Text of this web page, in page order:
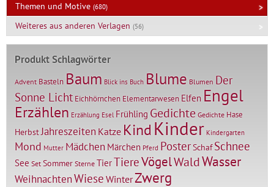
Themen und Motive (680)
Weiteres aus anderen Verlagen (56)
Produkt Schlagwörter
Advent Basteln Baum Blick ins Buch Blume Blumen Der
Sonne Licht Eichhörnchen Elementarwesen Elfen Engel
Erzählen Erzählung Esel Frühling Gedichte Gedichte Hase
HerbstJahreszeitenKatze KindKinder Kindergarten
Mond Mutter Mädchen Märchen Pferd PosterSchaf Schnee
See Set Sommer Sterne TierTiereVögelWaldWasser
WeihnachtenWiese WinterZwerg